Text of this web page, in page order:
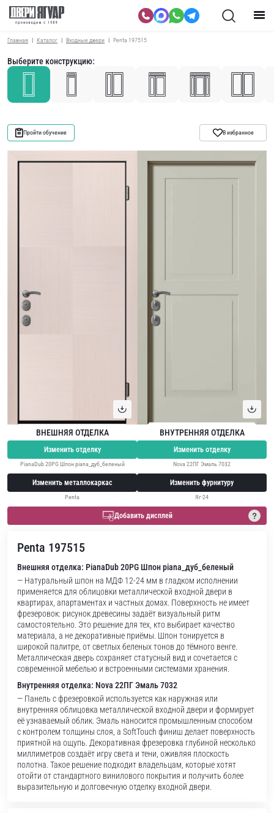
Главная Каталог Входные двери Penta 197515
Выберите конструкцию:
Пройти обучение В избранное
ВНЕШНЯЯ ОТДЕЛКА
Изменить отделку
PianaDub 20PG Шпон piana_дуб_беленый
Изменить металлокаркас
Penta
ВНУТРЕННЯЯ ОТДЕЛКА
Изменить отделку
Nova 22ПГ Эмаль 7032
Изменить фурнитуру
Яг-24
Добавить дисплей
Penta 197515
Внешняя отделка: PianaDub 20PG Шпон piana_дуб_беленый
— Натуральный шпон на МДФ 12-24 мм в гладком исполнении
применяется для облицовки металлической входной двери в
квартирах, апартаментах и частных домах. Поверхность не имеет
фрезеровок: рисунок древесины задаёт визуальный ритм
самостоятельно. Это решение для тех, кто выбирает качество
материала, а не декоративные приёмы. Шпон тонируется в
широкой палитре, от светлых беленых тонов до тёмного венге.
Металлическая дверь сохраняет статусный вид и сочетается с
современной мебелью и встроенными системами хранения.
Внутренняя отделка: Nova 22ПГ Эмаль 7032
— Панель с фрезеровкой используется как наружная или
внутренняя облицовка металлической входной двери и формирует
её узнаваемый облик. Эмаль наносится промышленным способом
с контролем толщины слоя, а SoftTouch финиш делает поверхность
приятной на ощупь. Декоративная фрезеровка глубиной несколько
миллиметров создаёт игру света и тени, оживляя плоскость
полотна. Такое решение подходит владельцам, которые хотят
отойти от стандартного винилового покрытия и получить более
выразительную и долговечную отделку входной двери.